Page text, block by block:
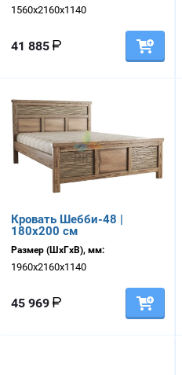
1560х2160х1140
41 885
Кровать Шебби-48 |
180х200 см
Размер (ШхГхВ), мм:
1960х2160х1140
45 969